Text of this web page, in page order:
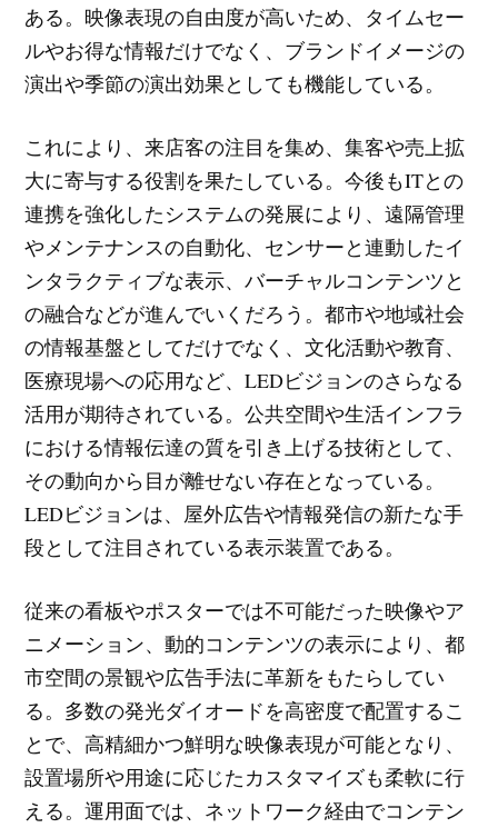
ある。映像表現の自由度が高いため、タイムセー
ルやお得な情報だけでなく、ブランドイメージの
演出や季節の演出効果としても機能している。
これにより、来店客の注目を集め、集客や売上拡
大に寄与する役割を果たしている。今後もITとの
連携を強化したシステムの発展により、遠隔管理
やメンテナンスの自動化、センサーと連動したイ
ンタラクティブな表示、バーチャルコンテンツと
の融合などが進んでいくだろう。都市や地域社会
の情報基盤としてだけでなく、文化活動や教育、
医療現場への応用など、LEDビジョンのさらなる
活用が期待されている。公共空間や生活インフラ
における情報伝達の質を引き上げる技術として、
その動向から目が離せない存在となっている。
LEDビジョンは、屋外広告や情報発信の新たな手
段として注目されている表示装置である。
従来の看板やポスターでは不可能だった映像やア
ニメーション、動的コンテンツの表示により、都
市空間の景観や広告手法に革新をもたらしてい
る。多数の発光ダイオードを高密度で配置するこ
とで、高精細かつ鮮明な映像表現が可能となり、
設置場所や用途に応じたカスタマイズも柔軟に行
える。運用面では、ネットワーク経由でコンテン